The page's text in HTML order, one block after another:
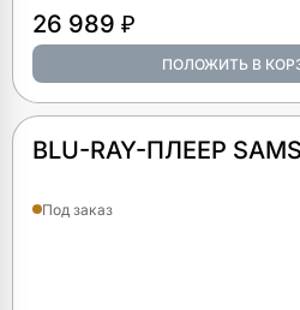
26 989 ₽
BLU-RAY-ПЛЕЕР
Под заказ